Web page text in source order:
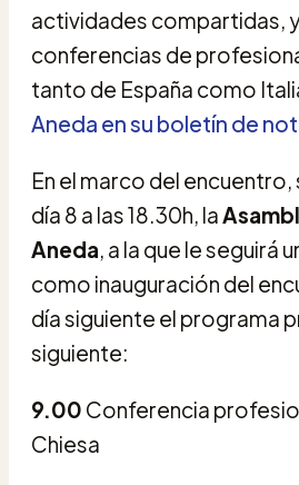
actividades compartidas,
conferencias de
tanto de España como
Aneda en su boletín de
En el marco del
día 8 a las 18.30h, la
Aneda, a la que le seguirá
como inauguración del
día siguiente el programa
siguiente:
9.00 Conferencia
Chiesa